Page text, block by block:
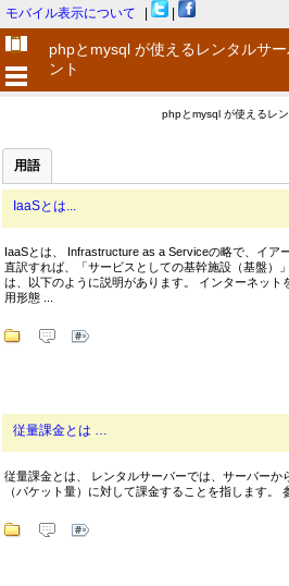
モバイル表示について
phpとmysql が使えるレンタルサ
ント
phpとmysql が使えるレ
用語
IaaSとは...
IaaSとは、 Infrastructure as a Serviceの略で、イア
直訳すれば、「サービスとしての基幹施設（基盤）
は、以下のように説明があります。 インターネット
用形態 ...
従量課金とは …
従量課金とは、 レンタルサーバーでは、サーバーか
（パケット量）に対して課金することを指します。